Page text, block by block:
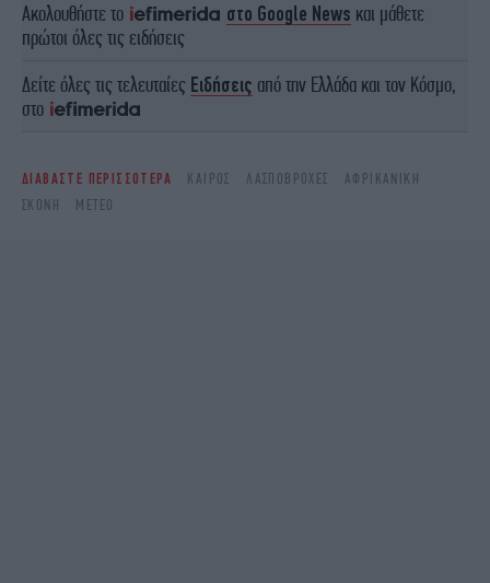
Ακολουθήστε το στο Google News και μάθετε
πρώτοι όλες τις ειδήσεις
Δείτε όλες τις τελευταίες Ειδήσεις από την Ελλάδα και τον Κόσμο,
στο
ΔΙΑΒΑΣΤΕ ΠΕΡΙΣΣΟΤΕΡΑ ΚΑΙΡΌΣ ΛΑΣΠΟΒΡΟΧΈΣ
ΑΦΡΙΚΑΝΙΚΉ
ΣΚΌΝΗ
METEO